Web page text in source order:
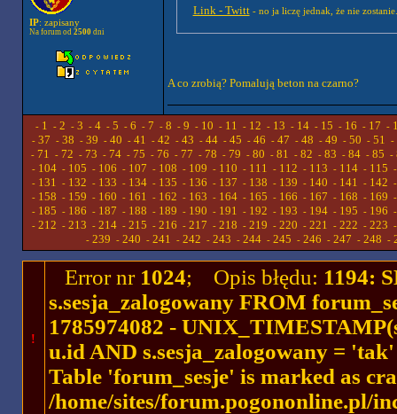
IP: zapisany
Na forum od 2500dni
Link - Twitt- no ja liczę jednak, że nie
A co zrobią? Pomalują beton na czarno?
- 1 - 2 - 3 - 4 - 5 - 6 - 7 - 8 - 9 - 10 - 11 - 12 - 13 - 14 - 15 - 16 - 17 -
- 37 - 38 - 39 - 40 - 41 - 42 - 43 - 44- 45 - 46 - 47 - 48 - 49 - 50 - 51 -
- 71 - 72 - 73 - 74 - 75 - 76 - 77 - 78 - 79 - 80 - 81 - 82 - 83 - 84 - 85 -
- 104- 105 - 106 - 107 - 108 - 109 - 110 - 111 - 112 - 113 - 114- 115
- 131 - 132 - 133 - 134- 135 - 136 - 137 - 138 - 139 - 140 - 141 - 142
- 158 - 159 - 160 - 161 - 162 - 163 - 164- 165 - 166 - 167 - 168 - 169
- 185 - 186 - 187 - 188 - 189 - 190 - 191 - 192 - 193 - 194- 195 - 196
- 212 - 213 - 214- 215 - 216 - 217 - 218 - 219 - 220 - 221 - 222 - 223
- 239 - 240 - 241 - 242 - 243 - 244 - 245 - 246 - 247 - 248 -
!
Error nr 1024; Opis błędu: 1194:
s.sesja_zalogowany FROM
1785974082 -
u.id AND s.sesja_zalogowany =
Table 'forum_sesje' is marked as
/home/sites/forum.pogononline.pl/